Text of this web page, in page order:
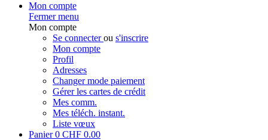
Mon compte
Fermer menu
Mon compte
Se connecterou s'inscrire
Mon compte
Profil
Adresses
Changer mode paiement
Gérer les cartes de crédit
Mes comm.
Mes téléch. instant.
Liste vœux
Panier0 CHF 0.00